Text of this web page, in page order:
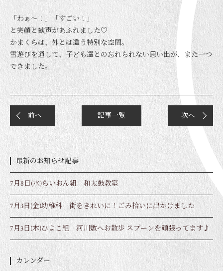
「わぁ～！」「すごい！」
と笑顔と歓声があふれました♡
かまくらは、外とは違う特別な空間。
雪遊びを通して、子ども達との忘れられない思い出が、また一つ
できました。
前へ 次へ
記事一覧
最新のお知らせ記事
7月8日(水)らいおん組 和太鼓教室
7月3日(金)幼稚科 街をきれいに！ごみ拾いに出かけました
7月3日(木)ひよこ組 河川敷へお散歩 スプーンを頑張ってます♪
カレンダー